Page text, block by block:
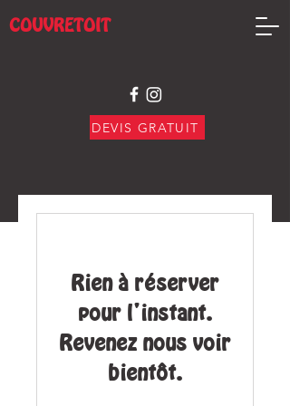
COUVRETOIT
DEVIS GRATUIT
Rien à réserver
pour l'instant.
Revenez nous voir
bientôt.